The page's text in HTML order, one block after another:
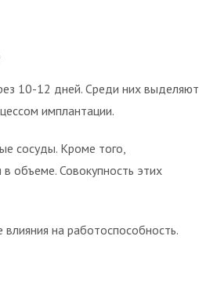
10-12 дней. Среди них выделяют
имплантации.
сосуды. Кроме того,
объеме. Совокупность этих
на работоспособность.